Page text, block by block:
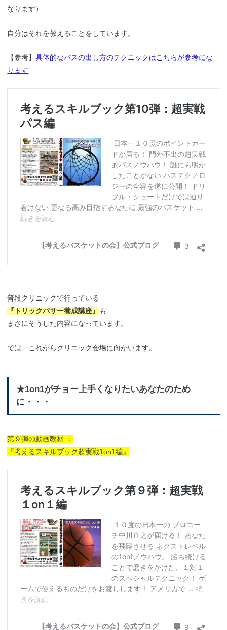
なります）
自分はそれを教えることをしています。
【参考】具体的なパスの出し方のテクニックはこちらが参考にな
ります
普段クリニックで行っている
『トリックパサー養成講座』
も
まさにそうした内容になっています。
では、これからクリニック会場に向かいます。
★1on1がチョー上手くなりたいあなたのため
に・・・
第９弾の動画教材 ：
『考えるスキルブック超実戦1on1編』